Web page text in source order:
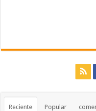
Reciente Popular